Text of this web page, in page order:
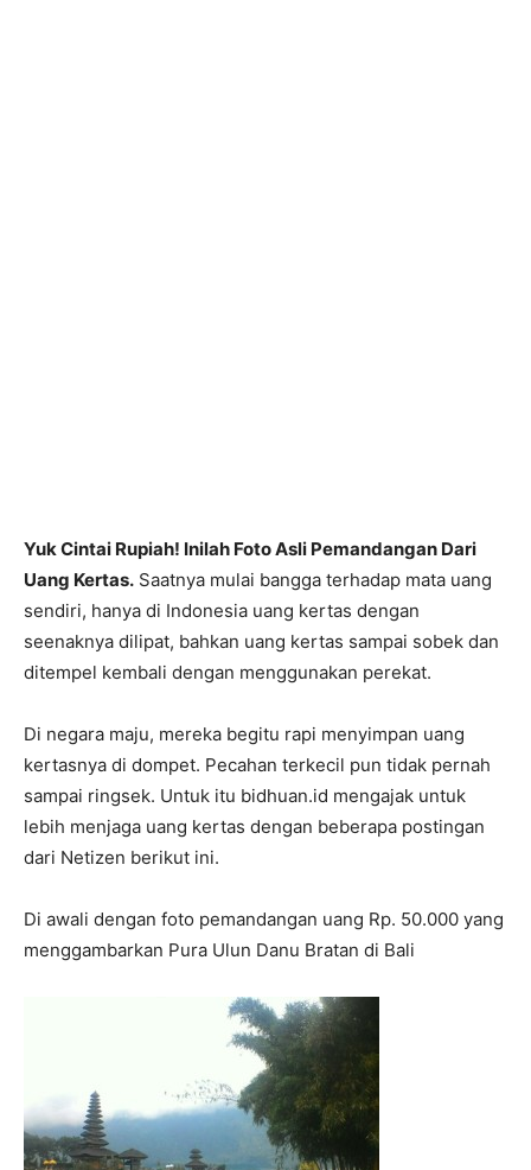
Yuk Cintai Rupiah! Inilah Foto Asli Pemandangan Dari
Uang Kertas. Saatnya mulai bangga terhadap mata uang
sendiri, hanya di Indonesia uang kertas dengan
seenaknya dilipat, bahkan uang kertas sampai sobek dan
ditempel kembali dengan menggunakan perekat.
Di negara maju, mereka begitu rapi menyimpan uang
kertasnya di dompet. Pecahan terkecil pun tidak pernah
sampai ringsek. Untuk itu bidhuan.id mengajak untuk
lebih menjaga uang kertas dengan beberapa postingan
dari Netizen berikut ini.
Di awali dengan foto pemandangan uang Rp. 50.000 yang
menggambarkan Pura Ulun Danu Bratan di Bali